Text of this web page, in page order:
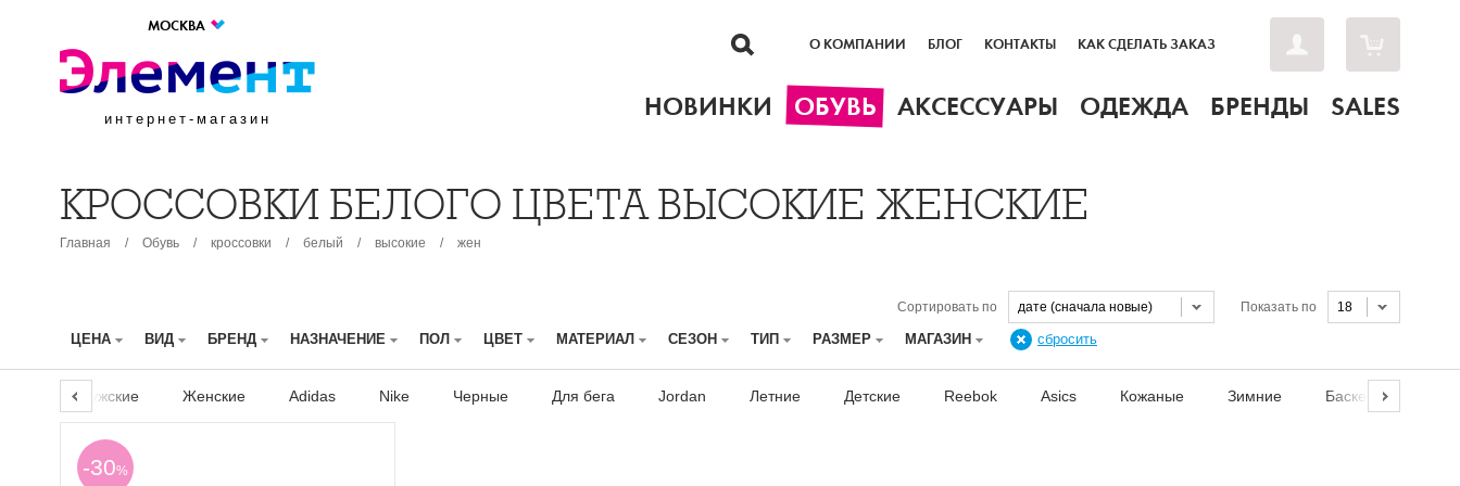
МОСКВА
интернет-магазин
О КОМПАНИИ БЛОГ КОНТАКТЫ КАК СДЕЛАТЬ ЗАКАЗ
НОВИНКИ ОБУВЬ АКСЕССУАРЫ ОДЕЖДА БРЕНДЫ SALES
КРОССОВКИ БЕЛОГО ЦВЕТА ВЫСОКИЕ ЖЕНСКИЕ
Главная / Обувь / кроссовки / белый / высокие / жен
Показать по 18
Сортировать по дате (сначала новые)
ЦЕНА ВИД БРЕНД НАЗНАЧЕНИЕ ПОЛ ЦВЕТ МАТЕРИАЛ СЕЗОН ТИП РАЗМЕР МАГАЗИН сбросить
Мужские Женские Adidas Nike Черные Для бега Jordan Летние Детские Reebok Asics Кожаные Зимние Баскетбольные
-30%